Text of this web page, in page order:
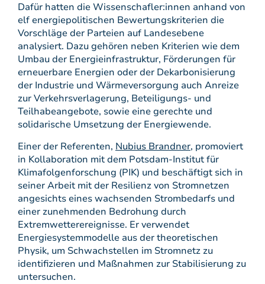
Dafür hatten die Wissenschafler:innen anhand von
elf energiepolitischen Bewertungskriterien die
Vorschläge der Parteien auf Landesebene
analysiert. Dazu gehören neben Kriterien wie dem
Umbau der Energieinfrastruktur, Förderungen für
erneuerbare Energien oder der Dekarbonisierung
der Industrie und Wärmeversorgung auch Anreize
zur Verkehrsverlagerung, Beteiligungs- und
Teilhabeangebote, sowie eine gerechte und
solidarische Umsetzung der Energiewende.
Einer der Referenten, Nubius Brandner, promoviert
in Kollaboration mit dem Potsdam-Institut für
Klimafolgenforschung (PIK) und beschäftigt sich in
seiner Arbeit mit der Resilienz von Stromnetzen
angesichts eines wachsenden Strombedarfs und
einer zunehmenden Bedrohung durch
Extremwetterereignisse. Er verwendet
Energiesystemmodelle aus der theoretischen
Physik, um Schwachstellen im Stromnetz zu
identifizieren und Maßnahmen zur Stabilisierung zu
untersuchen.